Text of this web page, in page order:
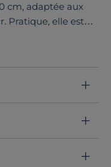
cm, adaptée aux
Pratique, elle est
de couleurs, elle
clic-clac avec